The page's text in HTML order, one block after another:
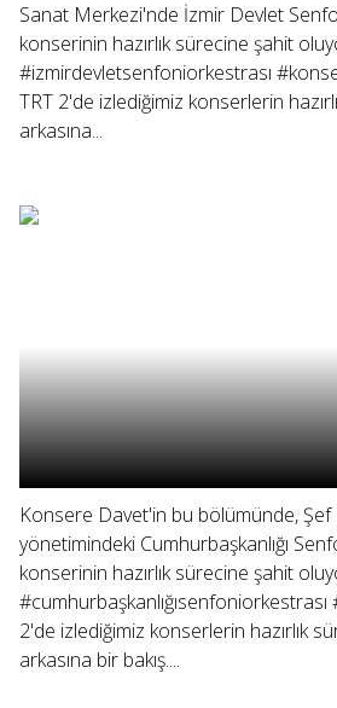
Sanat Merkezi'nde İzmir Devlet
konserinin hazırlık sürecine şahit
#izmirdevletsenfoniorkestrası
TRT 2'de izlediğimiz konserlerin
arkasına...
Konsere Davet'in bu bölümünde, Şef
yönetimindeki Cumhurbaşkanlığı
konserinin hazırlık sürecine şahit
2'de izlediğimiz konserlerin hazırlık
arkasına bir bakış....